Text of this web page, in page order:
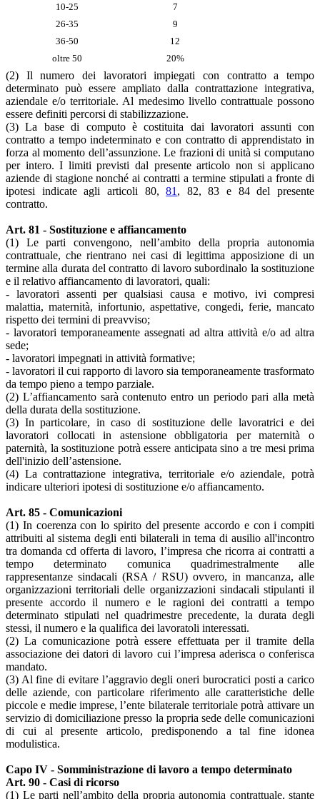
10-25
7
26-35
9
36-50
12
oltre 50
20%
(2) Il numero dei lavoratori impiegati con contratto a tempo
determinato può essere ampliato dalla contrattazione integrativa,
aziendale e/o territoriale. Al medesimo livello contrattuale possono
essere definiti percorsi di stabilizzazione.
(3) La base di computo è costituita dai lavoratori assunti con
contratto a tempo indeterminato e con contratto di apprendistato in
forza al momento dell’assunzione. Le frazioni di unità si computano
per intero. I limiti previsti dal presente articolo non si applicano
aziende di stagione nonché ai contratti a termine stipulati a fronte di
ipotesi indicate agli articoli 80,81 , 82, 83 e 84 del presente
contratto.
Art. 81 - Sostituzione e affiancamento
(1) Le parti convengono, nell’ambito della propria autonomia
contrattuale, che rientrano nei casi di legittima apposizione di un
termine alla durata del contratto di lavoro subordinalo la sostituzione
e il relativo affiancamento di lavoratori, quali:
- lavoratori assenti per qualsiasi causa e motivo, ivi compresi
malattia, maternità, infortunio, aspettative, congedi, ferie, mancato
rispetto dei termini di preavviso;
- lavoratori temporaneamente assegnati ad altra attività e/o ad altra
sede;
- lavoratori impegnati in attività formative;
- lavoratori il cui rapporto di lavoro sia temporaneamente trasformato
da tempo pieno a tempo parziale.
(2) L’affiancamento sarà contenuto entro un periodo pari alla metà
della durata della sostituzione.
(3) In particolare, in caso di sostituzione delle lavoratrici e dei
lavoratori collocati in astensione obbligatoria per maternità o
paternità, la sostituzione potrà essere anticipata sino a tre mesi prima
dell'inizio dell’astensione.
(4) La contrattazione integrativa, territoriale e/o aziendale, potrà
indicare ulteriori ipotesi di sostituzione e/o affiancamento.
Art. 85 - Comunicazioni
(1) In coerenza con lo spirito del presente accordo e con i compiti
attribuiti al sistema degli enti bilaterali in tema di ausilio all'incontro
tra domanda cd offerta di lavoro, l’impresa che ricorra ai contratti a
tempo determinato comunica quadrimestralmente alle
rappresentanze sindacali (RSA / RSU) ovvero, in mancanza, alle
organizzazioni territoriali delle organizzazioni sindacali stipulanti il
presente accordo il numero e le ragioni dei contratti a tempo
determinato stipulati nel quadrimestre precedente, la durata degli
stessi, il numero e la qualifica dei lavoratoli interessati.
(2) La comunicazione potrà essere effettuata per il tramite della
associazione dei datori di lavoro cui l’impresa aderisca o conferisca
mandato.
(3) Al fine di evitare l’aggravio degli oneri burocratici posti a carico
delle aziende, con particolare riferimento alle caratteristiche delle
piccole e medie imprese, l’ente bilaterale territoriale potrà attivare un
servizio di domiciliazione presso la propria sede delle comunicazioni
di cui al presente articolo, predisponendo a tal fine idonea
modulistica.
Capo IV - Somministrazione di lavoro a tempo determinato
Art. 90 - Casi di ricorso
(1) Le parti nell’ambito della propria autonomia contrattuale, stante